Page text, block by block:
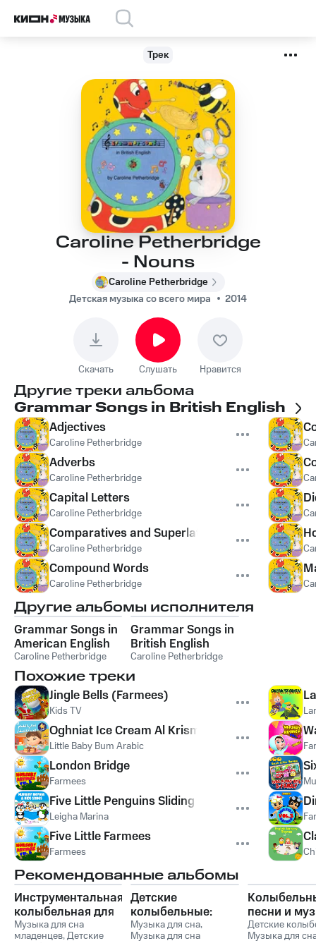
Трек
Caroline Petherbridge
- Nouns
Caroline Petherbridge
Детская музыка со всего мира
2014
Скачать Слушать Нравится
Другие треки альбома
Grammar Songs in British English
Adjectives
Caroline Petherbridge
Adverbs
Caroline Petherbridge
Capital Letters
Caroline Petherbridge
Comparatives and Superlatives
Caroline Petherbridge
Compound Words
Caroline Petherbridge
Другие альбомы исполнителя
Grammar Songs in
American English
Caroline Petherbridge
Grammar Songs in
British English
Caroline Petherbridge
Похожие треки
Jingle Bells (Farmees)
Kids TV
Oghniat Ice Cream Al Krismas
Little Baby Bum Arabic
London Bridge
Farmees
Five Little Penguins Sliding On The Snow
Leigha Marina
Five Little Farmees
Farmees
Рекомендованные альбомы
Инструментальная
колыбельная для
малышей со
звуками природы
Музыка для сна
младенцев,Детские
Детские
колыбельные:
Нежная
успокаивающая
Музыка для сна,
Музыка для сна
песни и
для сна
младенцев
Детские
Музыка для